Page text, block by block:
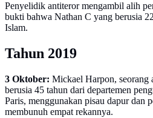
Penyelidik antiteror mengambil alih
bukti bahwa Nathan C yang berusia
Islam.
Tahun 2019
3 Oktober: Mickael Harpon, seorang
berusia 45 tahun dari departemen
Paris, menggunakan pisau dapur dan
membunuh empat rekannya.